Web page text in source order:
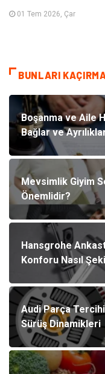
01 Tem 2026, Çar
BUNLARI
Boşanma ve Aile
Bağlar ve
Mevsimlik Giyim
Önemlidir?
Hansgrohe
Konforu Nasıl
Audi Parça
Sürüş Dinamikleri